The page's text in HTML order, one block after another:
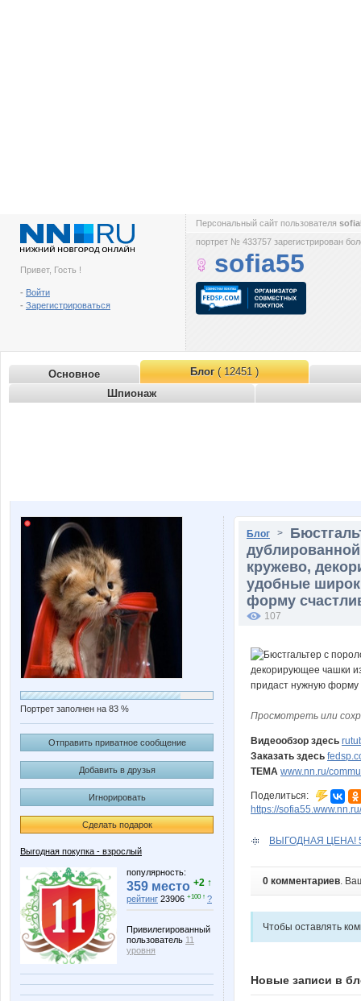
Привет, Гость !
- Войти
- Зарегистрироваться
Персональный сайт пользователя
портрет № 433757 зарегистрирован
sofia55
Основное Блог( 12451 )
Шпионаж
Портрет заполнен на 83 %
Отправить приватное сообщение
Добавить в друзья
Игнорировать
Сделать подарок
Выгодная покупка - взрослый
популярность:
359 место +2 ↑
рейтинг 23906 +100 ↑ ?
Привилегированный
пользователь 11
уровня
Блог >
кружево,
удобные
форму
107
Просмотреть или
Видеообзор здесь
Заказать здесь
ТЕМА www.nn.ru/
Поделиться:
https://
ВЫГОДНАЯ ЦЕНА!
0 комментариев.
Чтобы оставлять
Новые записи в